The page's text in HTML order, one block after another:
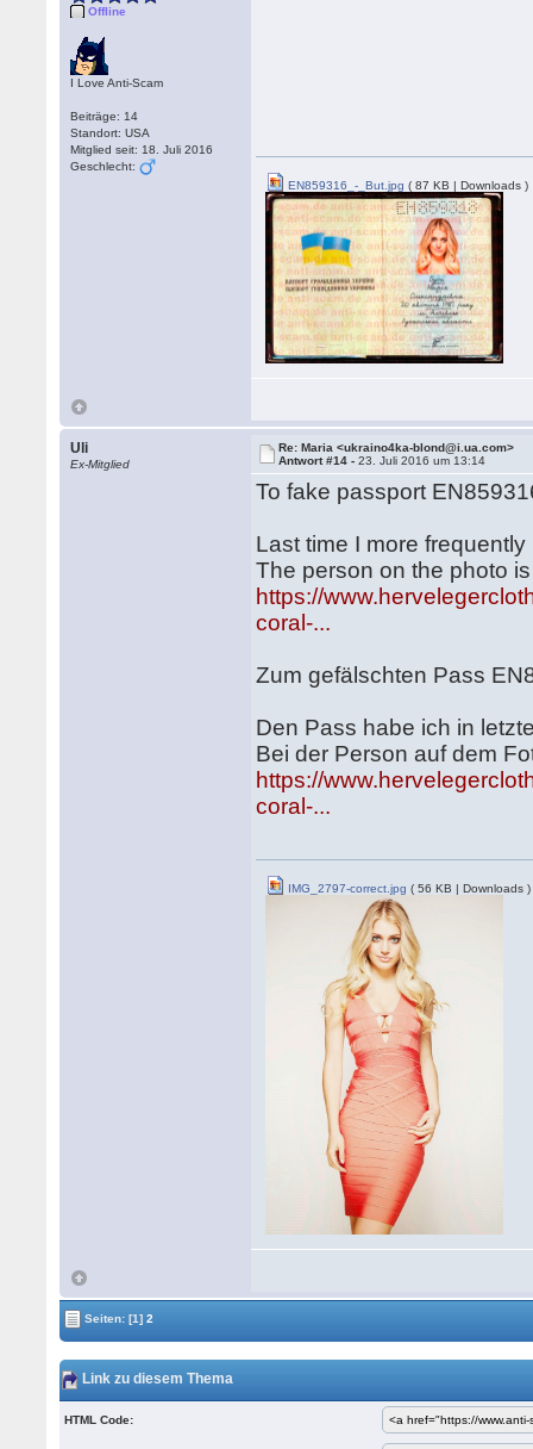
Offline
I Love Anti-Scam
Beiträge: 14
Standort: USA
Mitglied seit: 18. Juli 2016
Geschlecht:
EN859316_-_But.jpg ( 87 KB | Downloads )
Uli
Ex-Mitglied
Re: Maria <ukraino4ka-blond@i.ua.com>
Antwort #14 -23. Juli 2016 um 13:14
To fake passport
Last time I more
The person on the photo
https://
coral-...
Zum gefälschten Pass
Den Pass habe ich in
Bei der Person auf dem
https://
coral-...
IMG_2797-correct.jpg ( 56 KB | Downloads )
Seiten:[1] 2
Link zu diesem Thema
HTML Code: